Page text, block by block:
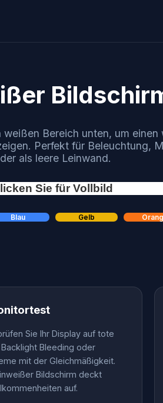
weißen Bereich unten, um einen
Perfekt für Beleuchtung,
als leere Leinwand.
Sie für Vollbild
Blau Gelb
Sie Ihr Display auf tote
Bleeding oder
mit der Gleichmäßigkeit.
Bildschirm deckt
auf.